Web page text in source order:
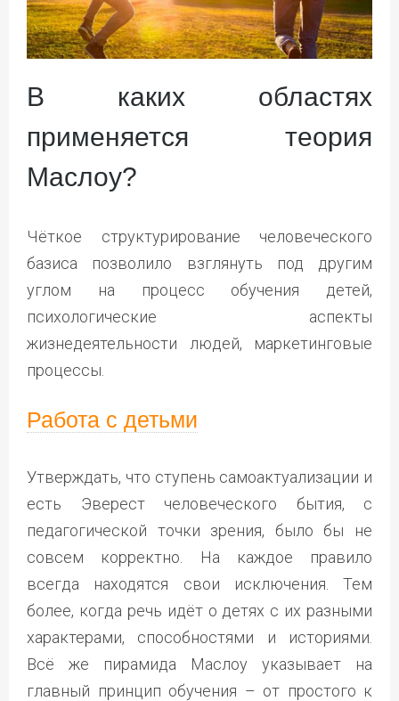
В каких областях
применяется теория
Маслоу?
Чёткое структурирование человеческого
базиса позволило взглянуть под другим
углом на процесс обучения детей,
психологические аспекты
жизнедеятельности людей, маркетинговые
процессы.
Работа с детьми
Утверждать, что ступень самоактуализации и
есть Эверест человеческого бытия, с
педагогической точки зрения, было бы не
совсем корректно. На каждое правило
всегда находятся свои исключения. Тем
более, когда речь идёт о детях с их разными
характерами, способностями и историями.
Всё же пирамида Маслоу указывает на
главный принцип обучения – от простого к